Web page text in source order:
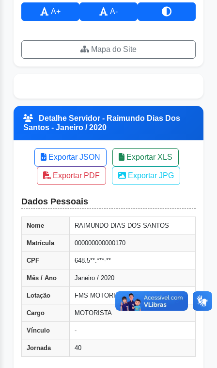
A+ A-
Mapa do Site
Detalhe Servidor - Raimundo Dias Dos
Santos - Janeiro / 2020
Exportar JSON Exportar XLS
Exportar PDF Exportar JPG
Dados Pessoais
Nome RAIMUNDO DIAS DOS SANTOS
Matrícula 000000000000170
CPF 648.5**.***-**
Mês / Ano Janeiro / 2020
Lotação FMS MOTORISTA
Cargo MOTORISTA
Vínculo -
Jornada 40